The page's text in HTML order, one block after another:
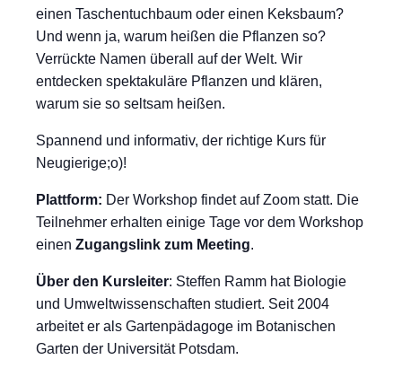
einen Taschentuchbaum oder einen Keksbaum?
Und wenn ja, warum heißen die Pflanzen so?
Verrückte Namen überall auf der Welt. Wir
entdecken spektakuläre Pflanzen und klären,
warum sie so seltsam heißen.
Spannend und informativ, der richtige Kurs für
Neugierige;o)!
Plattform: Der Workshop findet auf Zoom statt. Die
Teilnehmer erhalten einige Tage vor dem Workshop
einen Zugangslink zum Meeting.
Über den Kursleiter: Steffen Ramm hat Biologie
und Umweltwissenschaften studiert. Seit 2004
arbeitet er als Gartenpädagoge im Botanischen
Garten der Universität Potsdam.